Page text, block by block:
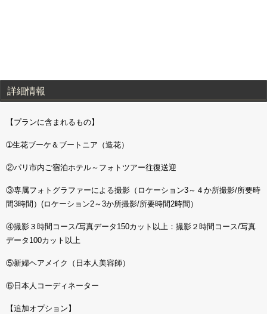
詳細情報
【プランに含まれるもの】
➀生花ブーケ＆ブートニア（造花）
②パリ市内ご宿泊ホテル～フォトツアー往復送迎
③専属フォトグラファーによる撮影（ロケーション3～４か所撮影/所要時
間3時間）(ロケーション2～3か所撮影/所要時間2時間）
④撮影３時間コース/写真データ150カット以上：撮影２時間コース/写真
データ100カット以上
⑤新婦ヘアメイク（日本人美容師）
⑥日本人コーディネーター
【追加オプション】